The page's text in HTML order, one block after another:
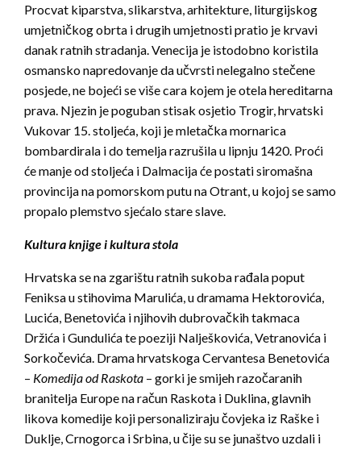
Procvat kiparstva, slikarstva, arhitekture, liturgijskog
umjetničkog obrta i drugih umjetnosti pratio je krvavi
danak ratnih stradanja. Venecija je istodobno koristila
osmansko napredovanje da učvrsti nelegalno stečene
posjede, ne bojeći se više cara kojem je otela hereditarna
prava. Njezin je poguban stisak osjetio Trogir, hrvatski
Vukovar 15. stoljeća, koji je mletačka mornarica
bombardirala i do temelja razrušila u lipnju 1420. Proći
će manje od stoljeća i Dalmacija će postati siromašna
provincija na pomorskom putu na Otrant, u kojoj se samo
propalo plemstvo sjećalo stare slave.
Kultura knjige i kultura stola
Hrvatska se na zgarištu ratnih sukoba rađala poput
Feniksa u stihovima Marulića, u dramama Hektorovića,
Lucića, Benetovića i njihovih dubrovačkih takmaca
Držića i Gundulića te poeziji Nalješkovića, Vetranovića i
Sorkočevića. Drama hrvatskoga Cervantesa Benetovića
– Komedija od Raskota – gorki je smijeh razočaranih
branitelja Europe na račun Raskota i Duklina, glavnih
likova komedije koji personaliziraju čovjeka iz Raške i
Duklje, Crnogorca i Srbina, u čije su se junaštvo uzdali i